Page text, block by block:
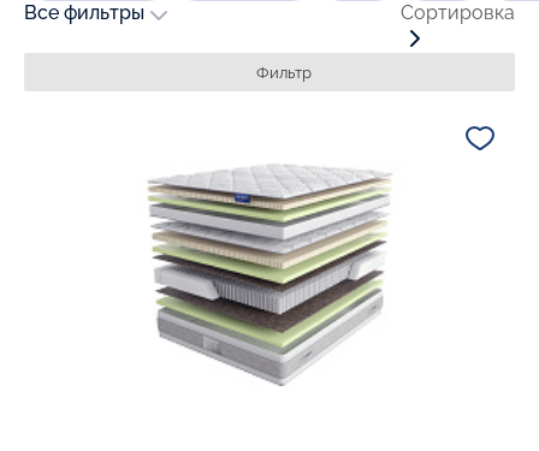
Все фильтры
Сортировка
Фильтр